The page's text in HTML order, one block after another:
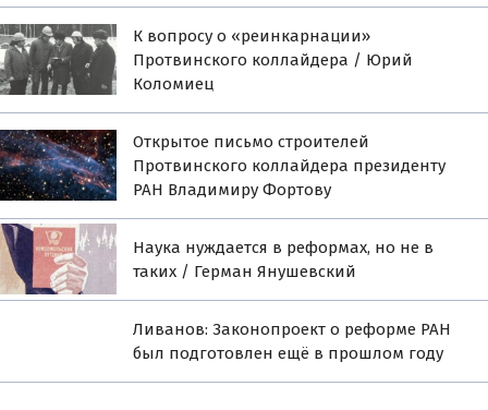
К вопросу о «реинкарнации»
Протвинского коллайдера / Юрий
Коломиец
Открытое письмо строителей
Протвинского коллайдера президенту
РАН Владимиру Фортову
Наука нуждается в реформах, но не в
таких / Герман Янушевский
Ливанов: Законопроект о реформе РАН
был подготовлен ещё в прошлом году